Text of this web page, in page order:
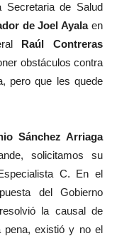
Secretaria de Salud
de Joel Ayalaen
Raúl Contreras
obstáculos contra
pero que les quede
Sánchez Arriaga
solicitamos su
C. En el
del Gobierno
la causal de
pena, existió y no el